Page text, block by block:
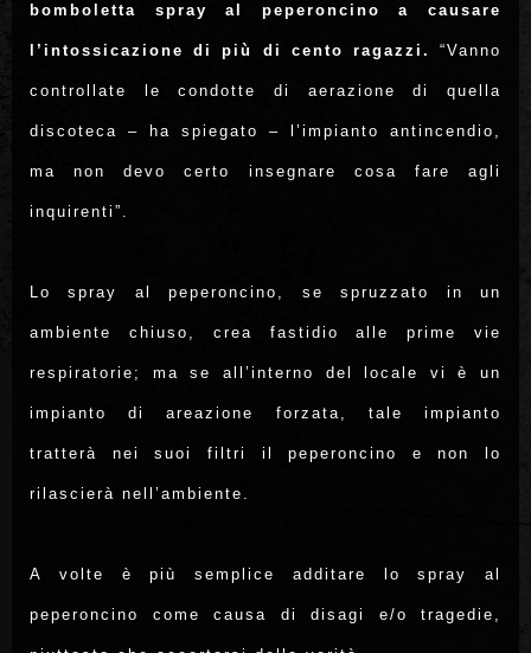
bomboletta spray al peperoncino a causare
l’intossicazione di più di cento ragazzi. “Vanno
controllate le condotte di aerazione di quella
discoteca – ha spiegato – l’impianto antincendio,
ma non devo certo insegnare cosa fare agli
inquirenti”.
Lo spray al peperoncino, se spruzzato in un
ambiente chiuso, crea fastidio alle prime vie
respiratorie; ma se all’interno del locale vi è un
impianto di areazione forzata, tale impianto
tratterà nei suoi filtri il peperoncino e non lo
rilascierà nell’ambiente.
A volte è più semplice additare lo spray al
peperoncino come causa di disagi e/o tragedie,